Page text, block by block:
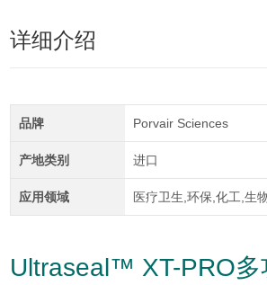
详细介绍
品牌 Porvair Sciences
产地类别 进口
应用领域 医疗卫生,环保,化工,生
Ultraseal™ XT-PRO多